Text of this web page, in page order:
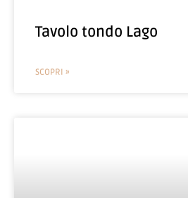
Tavolo tondo Lago
SCOPRI »